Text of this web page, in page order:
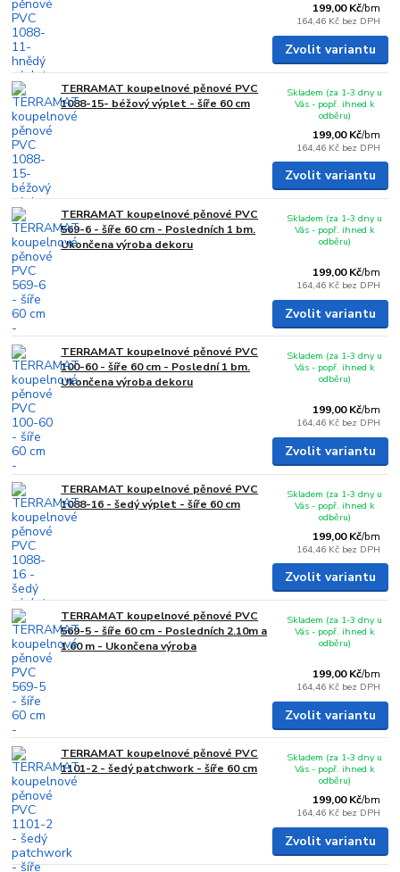
199,00 Kč/bm
164,46 Kč bez DPH
Zvolit variantu
TERRAMAT koupelnové pěnové PVC
1088-15- béžový výplet - šíře 60 cm
199,00 Kč/bm
164,46 Kč bez DPH
Skladem (za 1-3 dny u
Vás - popř. ihned k
odběru)
Zvolit variantu
TERRAMAT koupelnové pěnové PVC
569-6 - šíře 60 cm - Posledních 1 bm.
Ukončena výroba dekoru
199,00 Kč/bm
164,46 Kč bez DPH
Skladem (za 1-3 dny u
Vás - popř. ihned k
odběru)
Zvolit variantu
TERRAMAT koupelnové pěnové PVC
100-60 - šíře 60 cm - Poslední 1 bm.
Ukončena výroba dekoru
199,00 Kč/bm
164,46 Kč bez DPH
Skladem (za 1-3 dny u
Vás - popř. ihned k
odběru)
Zvolit variantu
TERRAMAT koupelnové pěnové PVC
1088-16 - šedý výplet - šíře 60 cm
199,00 Kč/bm
164,46 Kč bez DPH
Skladem (za 1-3 dny u
Vás - popř. ihned k
odběru)
Zvolit variantu
TERRAMAT koupelnové pěnové PVC
569-5 - šíře 60 cm - Posledních 2.10m a
1.60 m - Ukončena výroba
199,00 Kč/bm
164,46 Kč bez DPH
Skladem (za 1-3 dny u
Vás - popř. ihned k
odběru)
Zvolit variantu
TERRAMAT koupelnové pěnové PVC
1101-2 - šedý patchwork - šíře 60 cm
199,00 Kč/bm
164,46 Kč bez DPH
Skladem (za 1-3 dny u
Vás - popř. ihned k
odběru)
Zvolit variantu